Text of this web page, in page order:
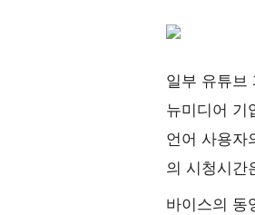
일부 유튜브
뉴미디어 기
언어 사용자
의 시청시간
바이스의 동